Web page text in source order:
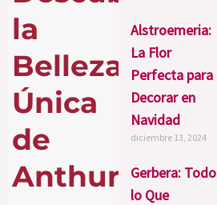
la
Belleza
Única
de
Anthurium
Alstroemeria:
La Flor
Perfecta para
Decorar en
Navidad
diciembre 13, 2024
Gerbera: Todo
lo Que